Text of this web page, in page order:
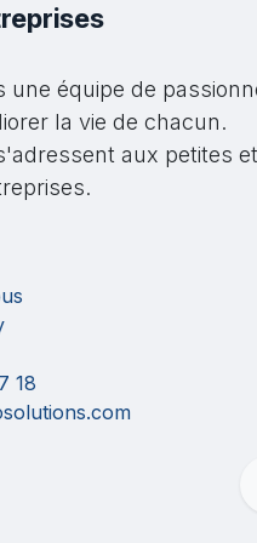
une équipe de
la vie de chacun.
aux petites et
18